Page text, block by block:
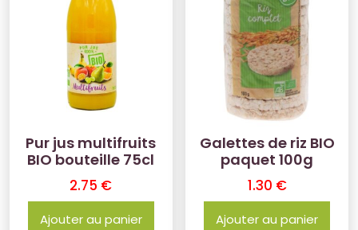
Pur jus multifruits
BIO bouteille 75cl
2.75 €
Ajouter au panier
Galettes de riz BIO
paquet 100g
1.30 €
Ajouter au panier